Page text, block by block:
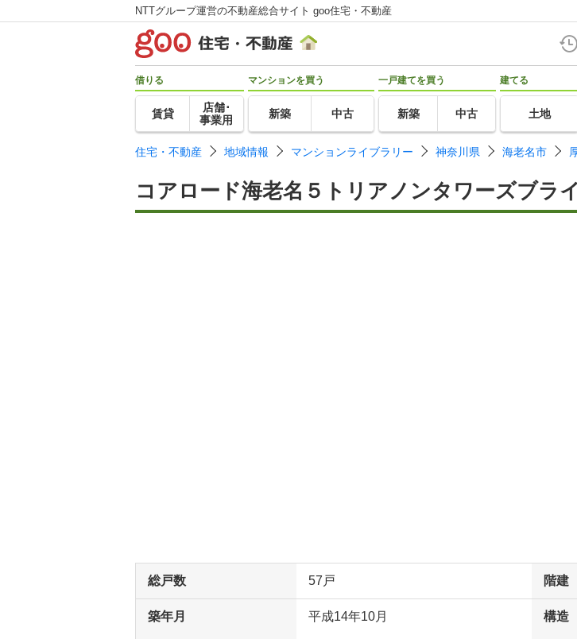
NTTグループ運営の不動産総合サイト goo住宅・不動産
借りる
賃貸
店舗･
事業用
マンションを買う
新築 中古
一戸建てを買う
新築 中古
建てる
土地
住宅・不動産 地域情報 マンションライブラリー 神奈川県 海老名市
コアロード海老名５トリアノンタワーズブラ
総戸数 57戸 階建
築年月 平成14年10月 構造